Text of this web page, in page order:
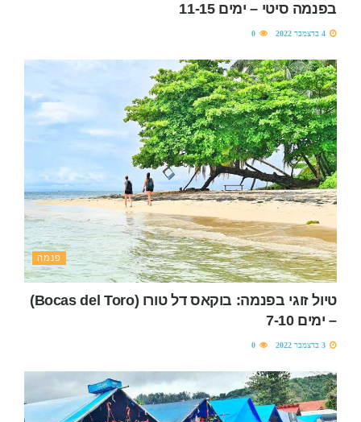
בפנמה סיטי – ימים 11-15
פנמה
טיול זוגי בפנמה: בוקאס דל טורו (Bocas del Toro)
– ימים 7-10